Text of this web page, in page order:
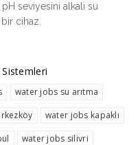
seviyesini alkali su
cihaz.
Sistemleri
water jobs su arıtma
water jobs kapaklı
water jobs silivri